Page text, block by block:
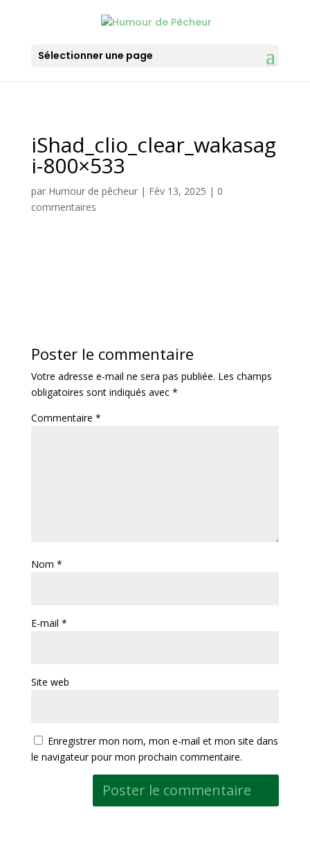
Sélectionner une page
iShad_clio_clear_wakasag
i-800×533
par Humour de pêcheur| Fév 13, 2025 | 0
commentaires
Poster le commentaire
Votre adresse e-mail ne sera pas publiée. Les champs
obligatoires sont indiqués avec *
Commentaire *
Nom *
E-mail *
Site web
Enregistrer mon nom, mon e-mail et mon site dans
le navigateur pour mon prochain commentaire.